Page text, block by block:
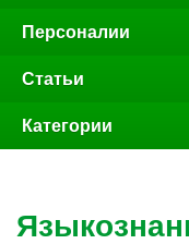
Персоналии
Статьи
Категории